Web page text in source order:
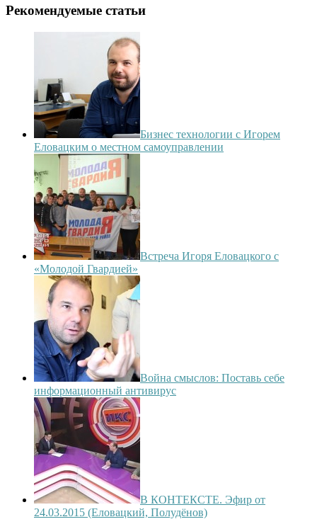
Рекомендуемые статьи
Бизнес технологии с Игорем
Еловацким о местном самоуправлении
Встреча Игоря Еловацкого с
«Молодой Гвардией»
Война смыслов: Поставь себе
информационный антивирус
В КОНТЕКСТЕ. Эфир от
24.03.2015 (Еловацкий, Полудёнов)